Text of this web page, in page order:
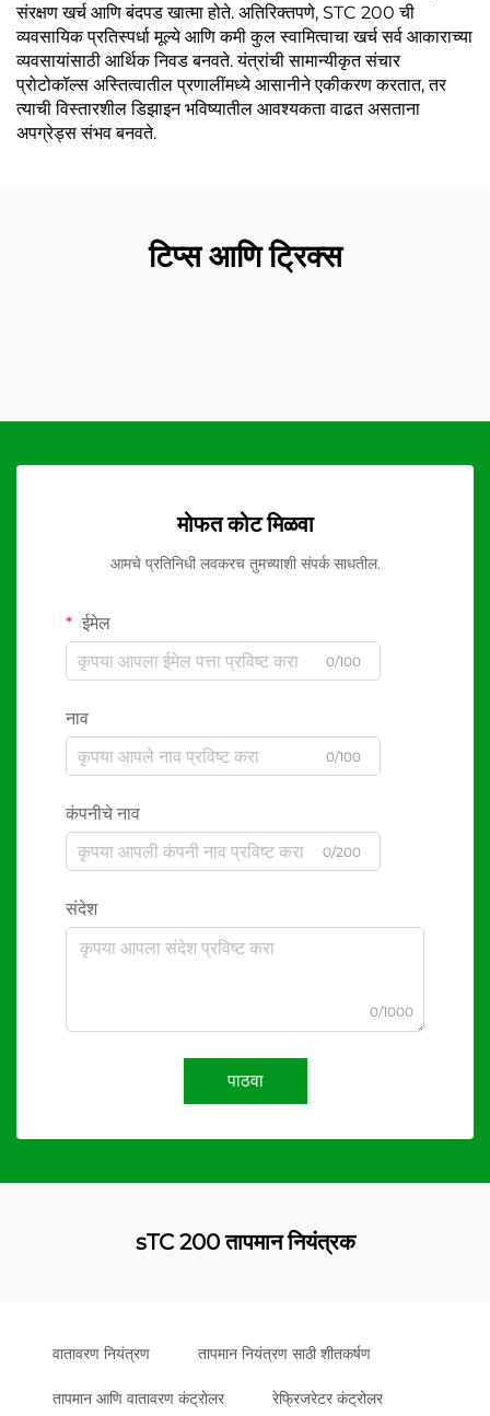
संरक्षण खर्च आणि बंदपड खात्मा होते. अतिरिक्तपणे, STC 200 ची
व्यवसायिक प्रतिस्पर्धा मूल्ये आणि कमी कुल स्वामित्वाचा खर्च सर्व आकाराच्या
व्यवसायांसाठी आर्थिक निवड बनवते. यंत्रांची सामान्यीकृत संचार
प्रोटोकॉल्स अस्तित्वातील प्रणालींमध्ये आसानीने एकीकरण करतात, तर
त्याची विस्तारशील डिझाइन भविष्यातील आवश्यकता वाढत असताना
अपग्रेड्स संभव बनवते.
टिप्स आणि ट्रिक्स
मोफत कोट मिळवा
आमचे प्रतिनिधी लवकरच तुमच्याशी संपर्क साधतील.
ईमेल
0/100
नाव
0/100
कंपनीचे नाव
0/200
संदेश
0/1000
पाठवा
sTC 200 तापमान नियंत्रक
वातावरण नियंत्रण तापमान नियंत्रण साठी शीतकर्षण
तापमान आणि वातावरण कंट्रोलर रेफ्रिजरेटर कंट्रोलर